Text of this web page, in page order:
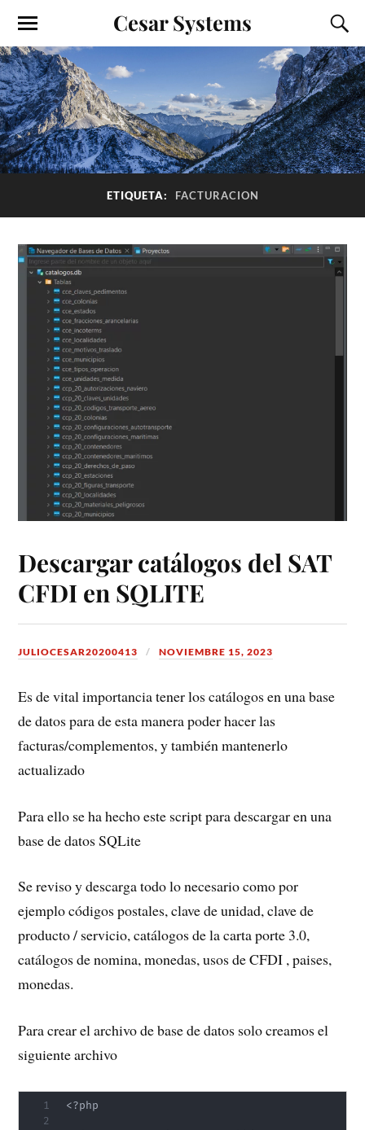
Cesar Systems
ETIQUETA: FACTURACION
Descargar catálogos del SAT
CFDI en SQLITE
JULIOCESAR20200413 NOVIEMBRE 15, 2023
Es de vital importancia tener los catálogos en una base
de datos para de esta manera poder hacer las
facturas/complementos, y también mantenerlo
actualizado
Para ello se ha hecho este script para descargar en una
base de datos SQLite
Se reviso y descarga todo lo necesario como por
ejemplo códigos postales, clave de unidad, clave de
producto / servicio, catálogos de la carta porte 3.0,
catálogos de nomina, monedas, usos de CFDI , paises,
monedas.
Para crear el archivo de base de datos solo creamos el
siguiente archivo
<?php